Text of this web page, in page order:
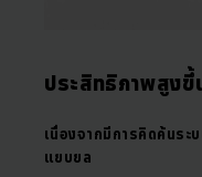
ประสิทธิภาพสูงขึ้
เนื่องจากมีการคิดค้นระ
แยบยล